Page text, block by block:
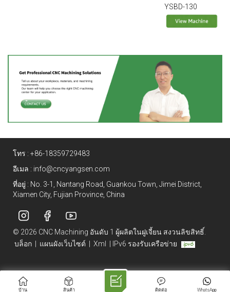
YSBD-130
โทร : +86-18359729483
อีเมล : info@cncyangsen.com
ที่อยู่ : No. 3-1, Nantang Road, Guankou Town, Jimei District,
Xiamen City, Fujian Province, China
© 2026 CNC Machining อันดับ 1 ผู้ผลิตในฝูเจี้ยน สงวนลิขสิทธิ์.
บล็อก
แผนผังเว็บไซต์ Xml IPv6 รองรับเครือข่าย
บ้าน สินค้า WhatsApp
ติดต่อ